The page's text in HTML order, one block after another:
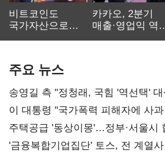
비트코인도
국가자산으로…'
카카오, 2분기
매출·영업익 역
주요 뉴스
송영길 측 "정청래, 국힘 '역선택'
총선 지휘 못해"
이 대통령 "국가폭력 피해자에 사
진실 밝혀야"
주택공급 '동상이몽'…정부·서울시
'금융복합기업집단' 토스, 전 계열